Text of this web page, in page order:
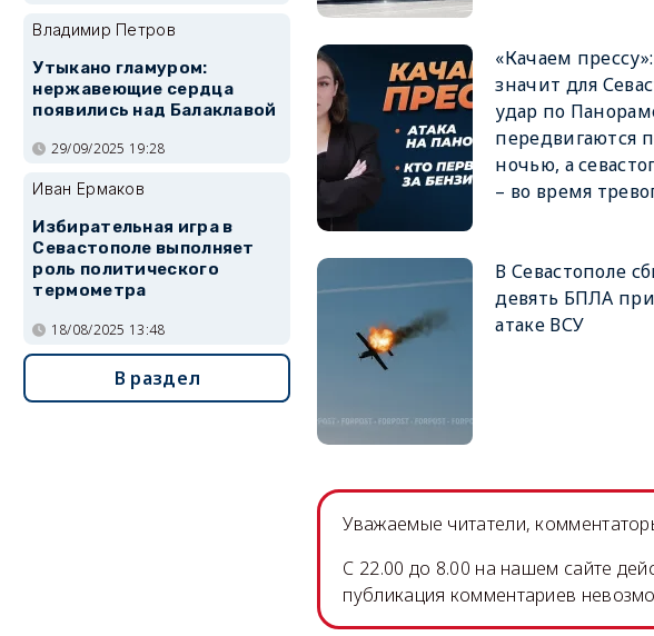
«Качаем
значит для
удар по
передвигаются
ночью, а
– во время
В Севастополе
девять БПЛА
атаке ВСУ
Уважаемые читатели,
C 22.00 до 8.00 на нашем сайте
публикация комментариев
Владимир Петров
Утыкано гламуром:
нержавеющие сердца
появились над Балаклавой
29/09/2025 19:28
Иван Ермаков
Избирательная игра в
Севастополе выполняет
роль политического
термометра
18/08/2025 13:48
В раздел